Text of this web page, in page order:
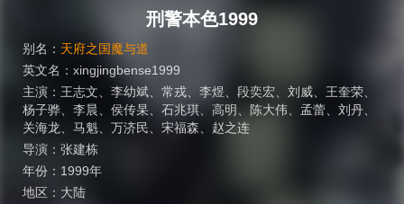
刑警本色1999
别名： 天府之国魔与道
英文名： xingjingbense1999
主演： 王志文 李幼斌 常戎 李煜 段奕宏 刘威 王奎荣
杨子骅
李晨 侯传杲 石兆琪 高明 陈大伟 孟蕾 刘丹
关海龙
马魁 万济民 宋福森
赵之连
导演： 张建栋
年份： 1999年
地区： 大陆